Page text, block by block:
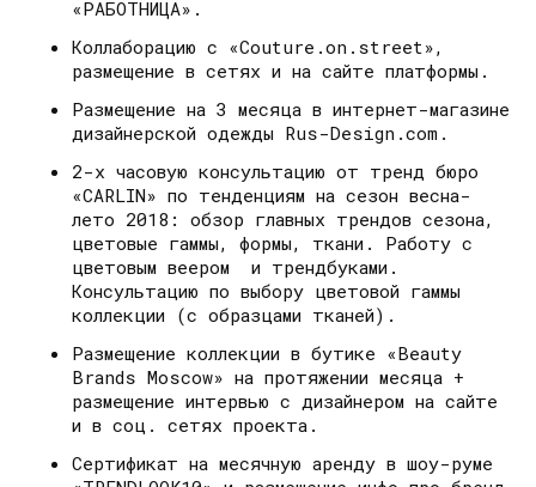
«РАБОТНИЦА».
Коллаборацию с «Couture.on.street»,
размещение в сетях и на сайте платформы.
Размещение на 3 месяца в интернет-магазине
дизайнерской одежды Rus-Design.com.
2-х часовую консультацию от тренд бюро
«CARLIN» по тенденциям на сезон весна-
лето 2018: обзор главных трендов сезона,
цветовые гаммы, формы, ткани. Работу с
цветовым веером и трендбуками.
Консультацию по выбору цветовой гаммы
коллекции (с образцами тканей).
Размещение коллекции в бутике «Beauty
Brands Moscow» на протяжении месяца +
размещение интервью с дизайнером на сайте
и в соц. сетях проекта.
Сертификат на месячную аренду в шоу-руме